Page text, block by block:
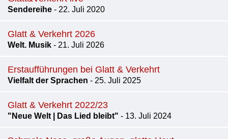
Sendereihe - 22. Juli 2020
Glatt & Verkehrt 2026
Welt. Musik - 21. Juli 2026
Erstaufführungen bei Glatt & Verkehrt
Vielfalt der Sprachen - 25. Juli 2025
Glatt & Verkehrt 2022/23
"Neue Welt | Das Lied bleibt" - 13. Juli 2024